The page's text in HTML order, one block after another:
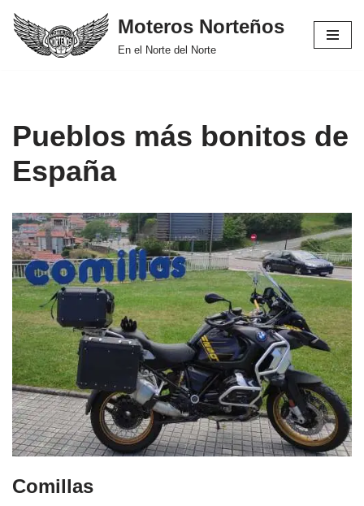
Saltar
Moteros Norteños
En el Norte del Norte
Pueblos más bonitos de
España
Comillas